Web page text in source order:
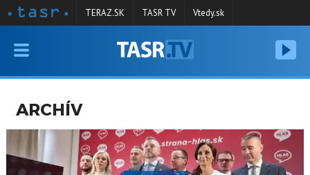
VYSIELANIE
SPRAVODAJSTVO
KONTAKT
TERAZ.SK TASR TV Vtedy.sk
ARCHÍV